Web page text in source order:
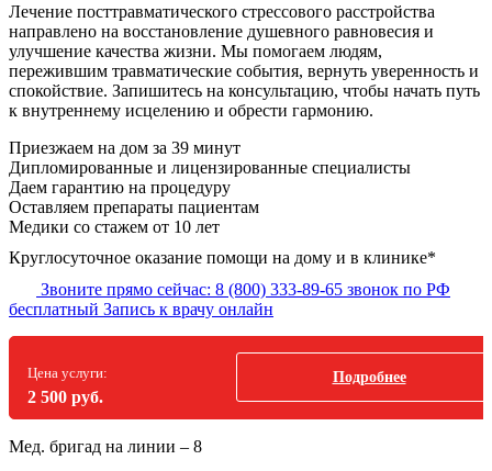
Лечение посттравматического стрессового расстройства
направлено на восстановление душевного равновесия и
улучшение качества жизни. Мы помогаем людям,
пережившим травматические события, вернуть уверенность и
спокойствие. Запишитесь на консультацию, чтобы начать путь
к внутреннему исцелению и обрести гармонию.
Приезжаем на дом за 39 минут
Дипломированные и лицензированные специалисты
Даем гарантию на процедуру
Оставляем препараты пациентам
Медики со стажем от 10 лет
Круглосуточное оказание помощи на дому и в клинике*
Звоните прямо сейчас: 8 (800) 333-89-65 звонок по РФ
бесплатный Запись к врачу онлайн
Цена услуги:
2 500 руб.
Подробнее
Мед. бригад на линии – 8